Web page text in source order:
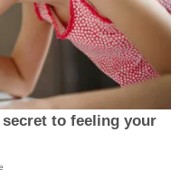
to feeling your